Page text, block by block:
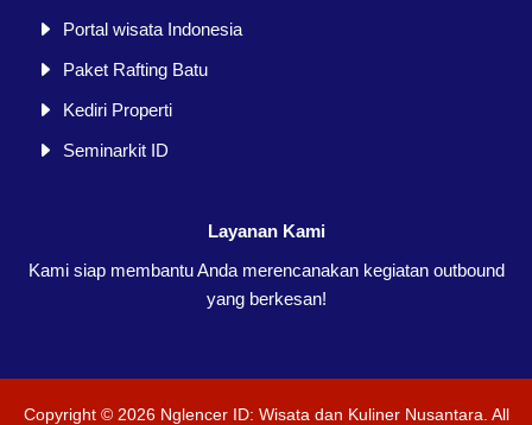
Portal wisata Indonesia
Paket Rafting Batu
Kediri Properti
Seminarkit ID
Layanan Kami
Kami siap membantu Anda merencanakan kegiatan outbound
yang berkesan!
Copyright © 2026 Nglencer ID: Wisata dan Kuliner Nusantara . All